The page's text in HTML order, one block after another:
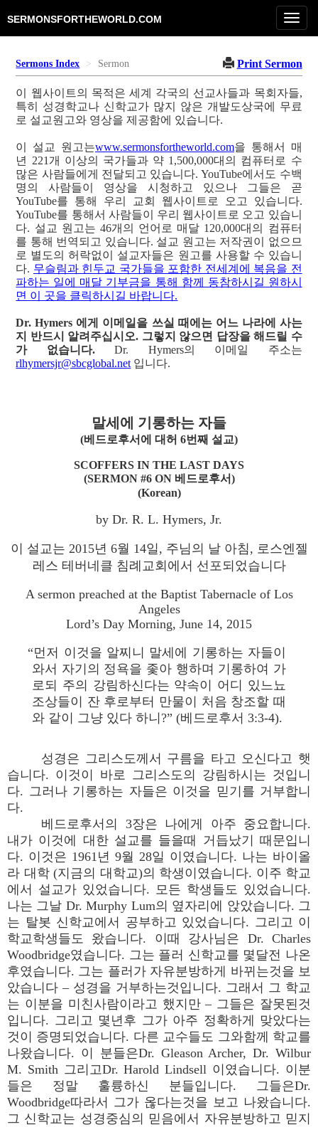
SERMONSFORTHEWORLD.COM
Sermons Index Sermon Print Sermon
이 웹사이트의 목적은 세계 각국의 선교사들과 목회자들,
특히 성경학교나 신학교가 많지 않은 개발도상국에 무료
로 설교원고와 영상을 제공함에 있습니다.
이 설교 원고는www.sermonsfortheworld.com을 통해서 매
년 221개 이상의 국가들과 약 1,500,000대의 컴퓨터로 수
많은 사람들에게 전달되고 있습니다. YouTube에서도 수백
명의 사람들이 영상을 시청하고 있으나 그들은 곧
YouTube를 통해 우리 교회 웹사이트로 오고 있습니다.
YouTube를 통해서 사람들이 우리 웹사이트로 오고 있습니
다. 설교 원고는 46개의 언어로 매달 120,000대의 컴퓨터
를 통해 번역되고 있습니다. 설교 원고는 저작권이 없으므
로 별도의 허락없이 설교자들은 원고를 사용할 수 있습니
다. 무슬림과 힌두교 국가들을 포함한 전세계에 복음을 전
파하는 일에 매달 기부금을 통해 함께 동참하시길 원하시
면 이 곳을 클릭하시길 바랍니다.
Dr. Hymers 에게 이메일을 쓰실 때에는 어느 나라에 사는
지 반드시 알려주십시오. 그렇지 않으면 답장을 해드릴 수
가 없습니다.Dr. Hymers의 이메일 주소는
rlhymersjr@sbcglobal.net 입니다.
말세에 기롱하는 자들
(베드로후서에 대허 6번째 설교)
SCOFFERS IN THE LAST DAYS
(SERMON #6 ON 베드로후서)
(Korean)
by Dr. R. L. Hymers, Jr.
이 설교는 2015년 6월 14일, 주님의 날 아침, 로스엔젤
레스 테버네클 침례교회에서 선포되었습니다
A sermon preached at the Baptist Tabernacle of Los
Angeles
Lord’s Day Morning, June 14, 2015
“먼저 이것을 알찌니 말세에 기롱하는 자들이
와서 자기의 정욕을 좇아 행하며 기롱하여 가
로되 주의 강림하신다는 약속이 어디 있느뇨
조상들이 잔 후로부터 만물이 처음 창조할 때
와 같이 그냥 있다 하니?” (베드로후서 3:3-4).
성경은 그리스도께서 구름을 타고 오신다고 햇
습니다. 이것이 바로 그리스도의 강림하시는 것입니
다. 그러나 기롱하는 자들은 이것을 믿기를 거부합니
다.
베드로후서의 3장은 나에게 아주 중요합니다.
내가 이것에 대한 설교를 들을때 거듭났기 때문입니
다. 이것은 1961년 9월 28일 이였습니다. 나는 바이올
라 대학 (지금의 대학교)의 학생이였습니다. 이주 학교
에서 설교가 있었습니다. 모든 학생들도 있었습니다.
나는 그날 Dr. Murphy Lum의 옆자리에 앉았습니다. 그
는 탈봇 신학교에서 공부하고 있었습니다. 그리고 이
학교학생들도 왔습니다. 이때 강사님은 Dr. Charles
Woodbridge였습니다. 그는 플러 신학교를 몇달전 나온
후였습니다. 그는 플러가 자유분방하게 바뀌는것을 보
았습니다 – 성경을 거부하는것입니다. 그래서 그 학교
는 이분을 미친사람이라고 했지만 – 그들은 잘못된것
입니다. 그리고 몇년후 그가 아주 정확하게 맞았다는
것이 증명되었습니다. 다른 교수들도 그와함께 학교를
나왔습니다. 이 분들은Dr. Gleason Archer, Dr. Wilbur
M. Smith 그리고Dr. Harold Lindsell 이였습니다. 이분
들은 정말 훌륭하신 분들입니다. 그들은Dr.
Woodbridge따라서 그가 옪다는것을 보고 나왔습니다.
그 신학교는 성경중심의 믿음에서 자유분방하고 믿지